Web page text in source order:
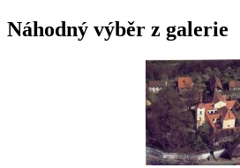
Náhodný výběr z galerie